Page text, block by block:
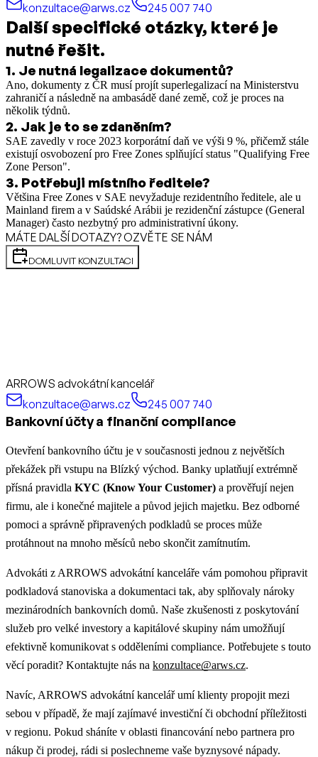
konzultace@arws.cz
245 007 740
Další specifické otázky, které je
nutné řešit.
1. Je nutná legalizace dokumentů?
Ano, dokumenty z ČR musí projít superlegalizací na Ministerstvu
zahraničí a následně na ambasádě dané země, což je proces na
několik týdnů.
2. Jak je to se zdaněním?
SAE zavedly v roce 2023 korporátní daň ve výši 9 %, přičemž stále
existují osvobození pro Free Zones splňující status "Qualifying Free
Zone Person".
3. Potřebuji místního ředitele?
Většina Free Zones v SAE nevyžaduje rezidentního ředitele, ale u
Mainland firem a v Saúdské Arábii je rezidenční zástupce (General
Manager) často nezbytný pro administrativní úkony.
MÁTE DALŠÍ DOTAZY? OZVĚTE SE NÁM
DOMLUVIT KONZULTACI
ARROWS advokátní kancelář
konzultace@arws.cz
245 007 740
Bankovní účty a finanční compliance
Otevření bankovního účtu je v současnosti jednou z největších
překážek při vstupu na Blízký východ. Banky uplatňují extrémně
přísná pravidla KYC (Know Your Customer) a prověřují nejen
firmu, ale i konečné majitele a původ jejich majetku. Bez odborné
pomoci a správně připravených podkladů se proces může
protáhnout na mnoho měsíců nebo skončit zamítnutím.
Advokáti z ARROWS advokátní kanceláře vám pomohou připravit
podkladová stanoviska a dokumentaci tak, aby splňovaly nároky
mezinárodních bankovních domů. Naše zkušenosti z poskytování
služeb pro velké investory a kapitálové skupiny nám umožňují
efektivně komunikovat s odděleními compliance. Potřebujete s touto
věcí poradit? Kontaktujte nás na konzultace@arws.cz.
Navíc, ARROWS advokátní kancelář umí klienty propojit mezi
sebou v případě, že mají zajímavé investiční či obchodní příležitosti
v regionu. Pokud sháníte v oblasti financování nebo partnera pro
nákup či prodej, rádi si poslechneme vaše byznysové nápady.